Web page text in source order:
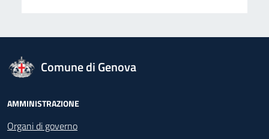
logo Unione Europea
Comune di Genova
Footer - Navigazione
AMMINISTRAZIONE
Organi di governo